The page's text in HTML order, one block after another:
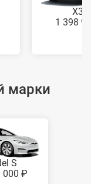
X35
1 398
марки
S
000 ₽